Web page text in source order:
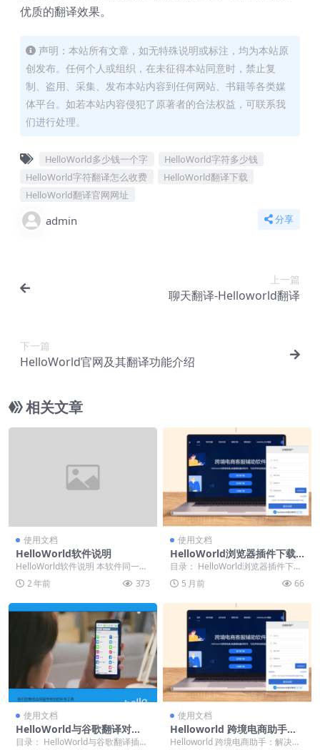
优质的翻译效果。
声明：本站所有文章，如无特殊说明或标注，均为本站原
创发布。任何个人或组织，在未征得本站同意时，禁止复
制、盗用、采集、发布本站内容到任何网站、书籍等各类媒
体平台。如若本站内容侵犯了原著者的合法权益，可联系我
们进行处理。
HelloWorld多少钱一个字
HelloWorld字符多少钱
HelloWorld字符翻译怎么收费
HelloWorld翻译下载
HelloWorld翻译官网网址
admin 分享
上一篇
聊天翻译​-Helloworld翻译
下一篇
HelloWorld官网及其翻译功能介绍
相关文章
使用文档
HelloWorld软件说明
HelloWorld软件说明 本软件同一账
户只能一台电脑使用。 用户登陆软
件之后...
2 年前 373
使用文档
HelloWorld浏览器插件下载
安装指南
目录： HelloWorld浏览器插件下载
指南 如何找到HelloWorld插件...
5 月前 66
使用文档
HelloWorld与谷歌翻译对
比：哪个翻译插件下载更精
目录： HelloWorld与谷歌翻译插件
使用文档
Helloworld 跨境电商助手：
解决语言沟通、物流协调等难
Helloworld 跨境电商助手：解决语